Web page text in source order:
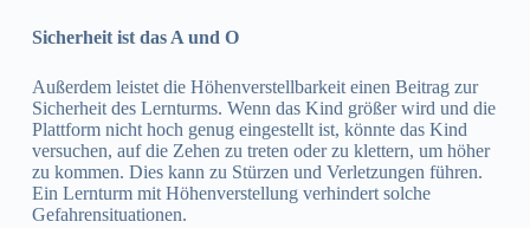
Sicherheit ist das A und O
Außerdem leistet die Höhenverstellbarkeit einen Beitrag zur
Sicherheit des Lernturms. Wenn das Kind größer wird und die
Plattform nicht hoch genug eingestellt ist, könnte das Kind
versuchen, auf die Zehen zu treten oder zu klettern, um höher
zu kommen. Dies kann zu Stürzen und Verletzungen führen.
Ein Lernturm mit Höhenverstellung verhindert solche
Gefahrensituationen.